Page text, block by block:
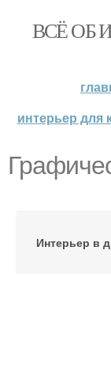
ВСЁ ОБ
интерьер для
Интерьер в